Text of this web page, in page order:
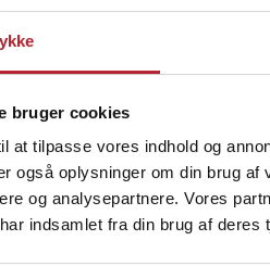
bruger cookies
at tilpasse vores indhold og
også oplysninger om din brug
og analysepartnere. Vores
indsamlet fra din brug af deres
B•3 år siden